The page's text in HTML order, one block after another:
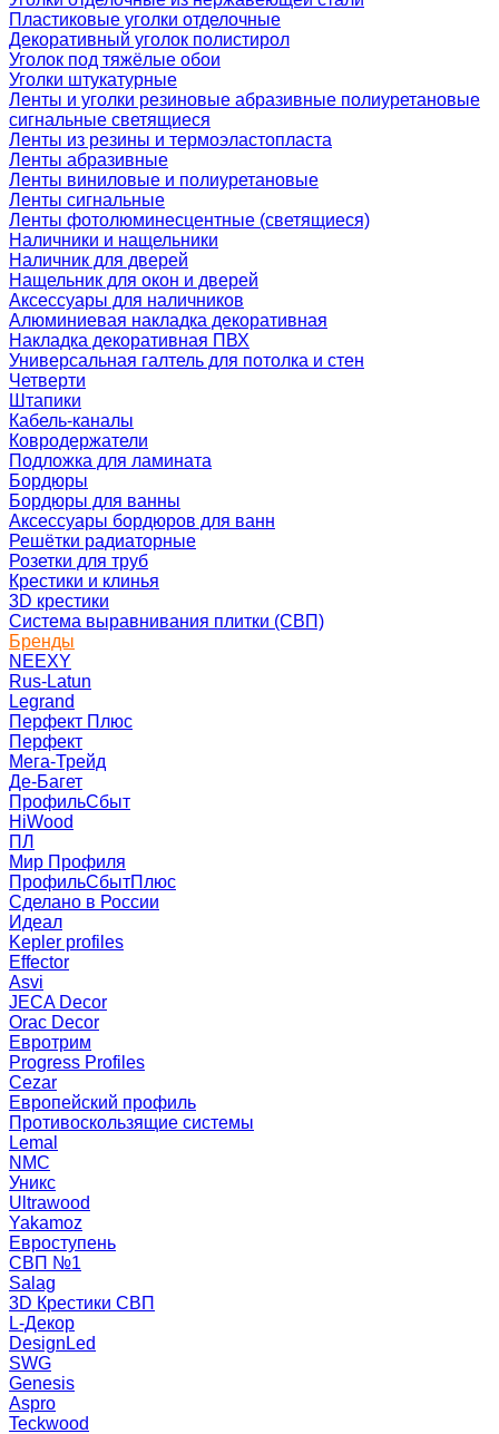
Пластиковые уголки отделочные
Декоративный уголок полистирол
Уголок под тяжёлые обои
Уголки штукатурные
Ленты и уголки резиновые абразивные полиуретановые
сигнальные светящиеся
Ленты из резины и термоэластопласта
Ленты абразивные
Ленты виниловые и полиуретановые
Ленты сигнальные
Ленты фотолюминесцентные (светящиеся)
Наличники и нащельники
Наличник для дверей
Нащельник для окон и дверей
Аксессуары для наличников
Алюминиевая накладка декоративная
Накладка декоративная ПВХ
Универсальная галтель для потолка и стен
Четверти
Штапики
Кабель-каналы
Ковродержатели
Подложка для ламината
Бордюры
Бордюры для ванны
Аксессуары бордюров для ванн
Решётки радиаторные
Розетки для труб
Крестики и клинья
3D крестики
Система выравнивания плитки (СВП)
Бренды
NEEXY
Rus-Latun
Legrand
Перфект Плюс
Перфект
Мега-Трейд
Де-Багет
ПрофильСбыт
HiWood
ПЛ
Мир Профиля
ПрофильСбытПлюс
Сделано в России
Идеал
Kepler profiles
Effector
Asvi
JECA Decor
Orac Decor
Евротрим
Progress Profiles
Cezar
Европейский профиль
Противоскользящие системы
Lemal
NMC
Уникс
Ultrawood
Yakamoz
Евроступень
СВП №1
Salag
3D Крестики СВП
L-Декор
DesignLed
SWG
Genesis
Aspro
Teckwood